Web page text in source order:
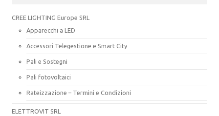
CREE LIGHTING Europe SRL
Apparecchi a LED
Accessori Telegestione e Smart City
Pali e Sostegni
Pali fotovoltaici
Rateizzazione – Termini e Condizioni
ELETTROVIT SRL